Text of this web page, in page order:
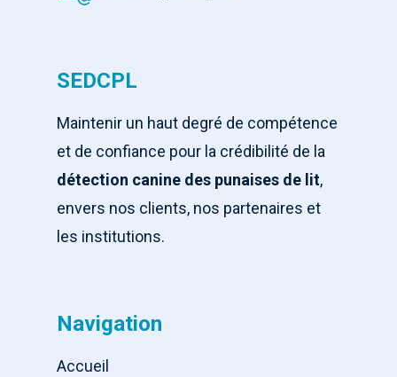
SEDCPL
Maintenir un haut degré de compétence
et de confiance pour la crédibilité de la
détection canine des punaises de lit,
envers nos clients, nos partenaires et
les institutions.
Navigation
Accueil